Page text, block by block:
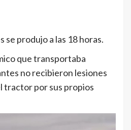
se produjo a las 18 horas.
que transportaba
no recibieron lesiones
tractor por sus propios